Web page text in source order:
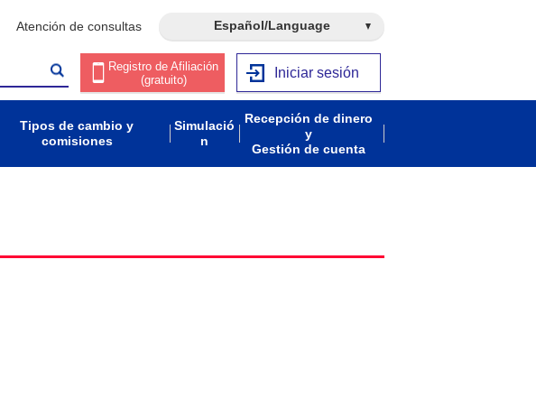
Atención de consultas Español/Language
Registro de Afiliación
(gratuito)
Iniciar sesión
Tipos de cambio y
comisiones
Simulació
n
Recepción de dinero
y
Gestión de cuenta